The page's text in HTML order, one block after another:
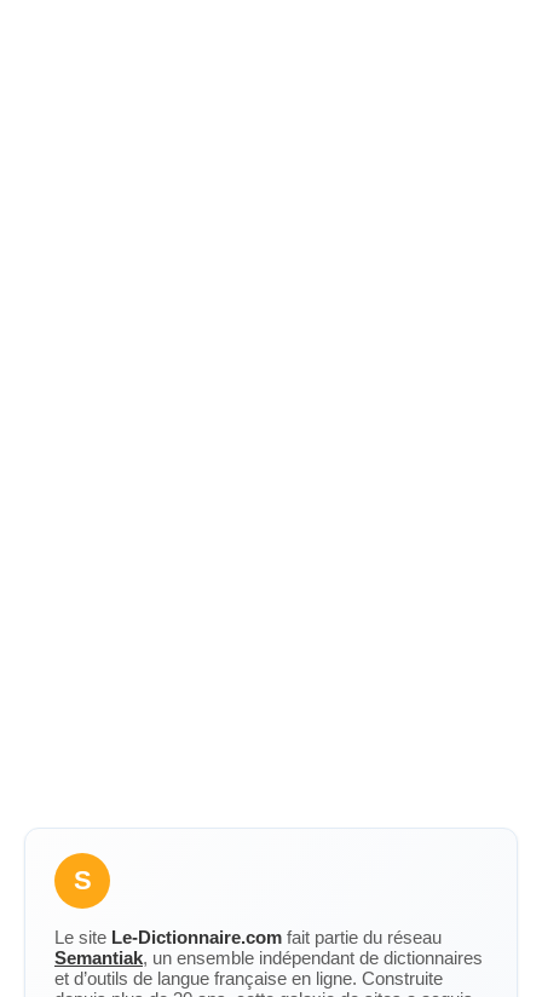
S
Le site Le-Dictionnaire.com fait partie du réseau
Semantiak, un ensemble indépendant de dictionnaires
et d’outils de langue française en ligne. Construite